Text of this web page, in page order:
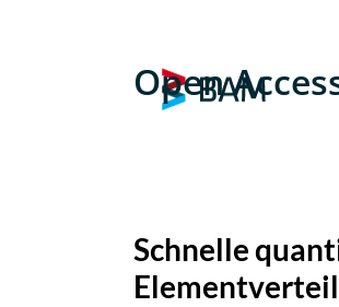
Open
Schnelle